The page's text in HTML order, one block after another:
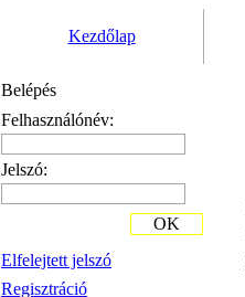
Kezdőlap
Belépés
Felhasználónév:
Jelszó:
Elfelejtett jelszó
Regisztráció
OK